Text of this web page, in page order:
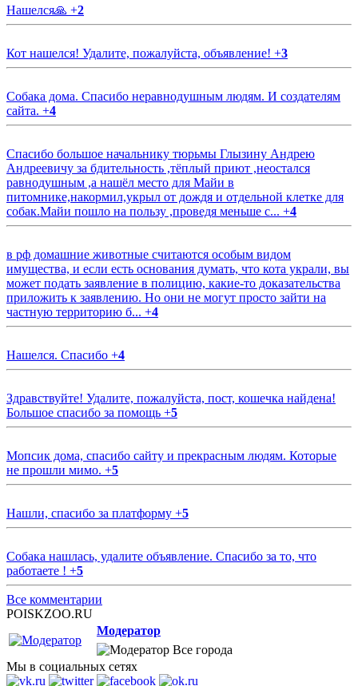
Нашелся🙏 +2
Кот нашелся! Удалите, пожалуйста, объявление! +3
Собака дома. Спасибо неравнодушным людям. И создателям
сайта. +4
Спасибо большое начальнику тюрьмы Глызину Андрею
Андреевичу за бдительность ,тёплый приют ,неостался
равнодушным ,а нашёл место для Майи в
питомнике,накормил,укрыл от дождя и отдельной клетке для
собак.Майи пошло на пользу ,проведя меньше с... +4
в рф домашние животные считаются особым видом
имущества, и если есть основания думать, что кота украли, вы
может подать заявление в полицию, какие-то доказательства
приложить к заявлению. Но они не могут просто зайти на
частную территорию б... +4
Нашелся. Спасибо +4
Здравствуйте! Удалите, пожалуйста, пост, кошечка найдена!
Большое спасибо за помощь +5
Мопсик дома, спасибо сайту и прекрасным людям. Которые
не прошли мимо. +5
Нашли, спасибо за платформу +5
Собака нашлась, удалите объявление. Спасибо за то, что
работаете ! +5
Все комментарии
POISKZOO.RU
Модератор
Все города
Мы в социальных сетях